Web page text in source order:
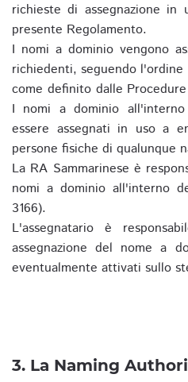
richieste di assegnazione
presente Regolamento.
I nomi a dominio vengono
richiedenti, seguendo
come definito dalle
I nomi a dominio
essere assegnati in uso a
persone fisiche di qualunque
La RA Sammarinese è
nomi a dominio all'interno
3166).
L'assegnatario è
assegnazione del nome a
eventualmente attivati sullo
3. La Naming